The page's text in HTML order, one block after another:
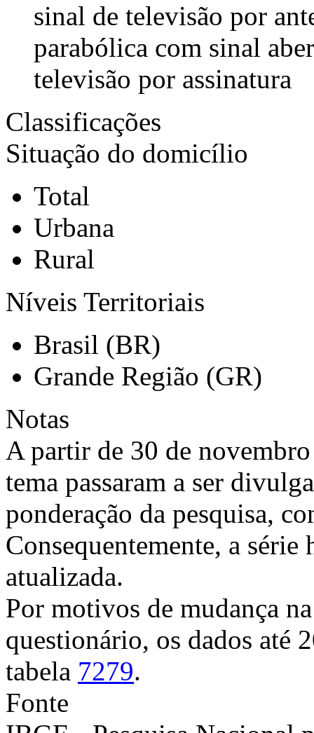
sinal de televisão por
parabólica com sinal
televisão por assinatura
Classificações
Situação do domicílio
Total
Urbana
Rural
Níveis Territoriais
Brasil (BR)
Grande Região (GR)
Notas
A partir de 30 de
tema passaram a ser
ponderação da pesquisa,
Consequentemente, a
atualizada.
Por motivos de mudança
questionário, os dados até
tabela 7279.
Fonte